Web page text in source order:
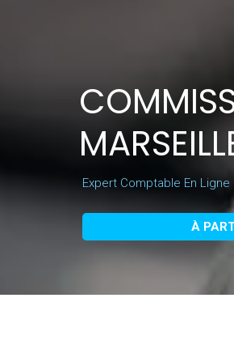
Expert Comptable En Ligne
À